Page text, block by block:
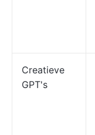
Creatieve
GPT's